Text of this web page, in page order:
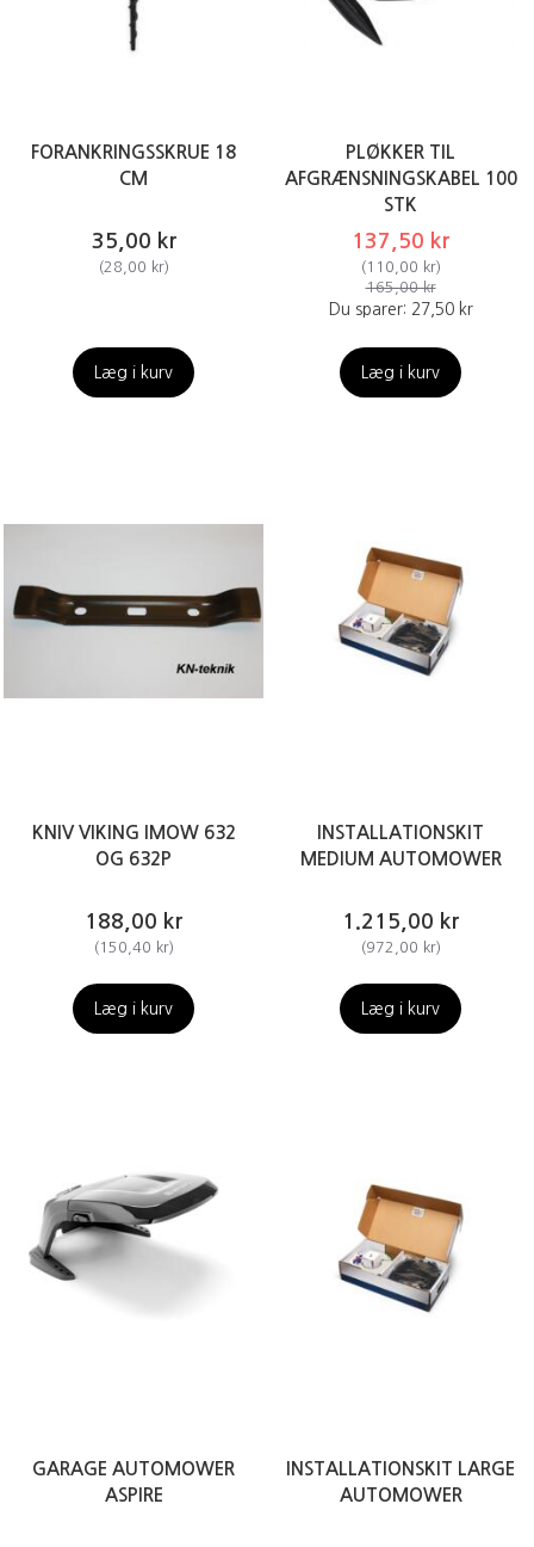
FORANKRINGSSKRUE 18
CM
35,00 kr
(28,00 kr)
Læg i kurv
PLØKKER TIL
AFGRÆNSNINGSKABEL 100
STK
137,50 kr
(110,00 kr)
165,00 kr
Du sparer: 27,50 kr
Læg i kurv
KNIV VIKING IMOW 632
OG 632P
188,00 kr
(150,40 kr)
Læg i kurv
INSTALLATIONSKIT
MEDIUM AUTOMOWER
1.215,00 kr
(972,00 kr)
Læg i kurv
GARAGE AUTOMOWER
ASPIRE
INSTALLATIONSKIT LARGE
AUTOMOWER